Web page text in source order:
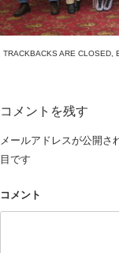
TRACKBACKS ARE CLOSED,
コメントを残す
メールアドレスが公開さ
目です
コメント